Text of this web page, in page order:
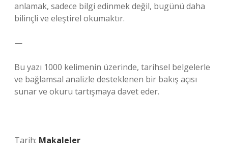
anlamak, sadece bilgi edinmek değil, bugünü daha
bilinçli ve eleştirel okumaktır.
—
Bu yazı 1000 kelimenin üzerinde, tarihsel belgelerle
ve bağlamsal analizle desteklenen bir bakış açısı
sunar ve okuru tartışmaya davet eder.
Tarih: Makaleler